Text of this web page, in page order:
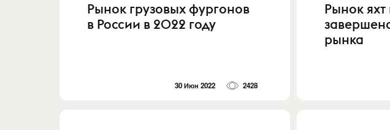
Рынок грузовых фургонов
в России в 2022 году
30 Июн 2022 2428
Рынок яхт
рынка